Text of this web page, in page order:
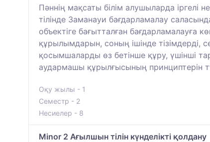
Пәннің мақсаты білім алушыларда іргелі
тілінде Заманауи бағдарламалау
объектіге бағытталған бағдарламалауға
құрылымдарын, соның ішінде тізімдерді,
қосымшаларды өз бетінше құру, үшінші
аудармашы құрылғысының принциптерін
Оқу жылы - 1
Семестр - 2
Несиелер - 8
Minor 2 Ағылшын тілін күнделікті қолдану